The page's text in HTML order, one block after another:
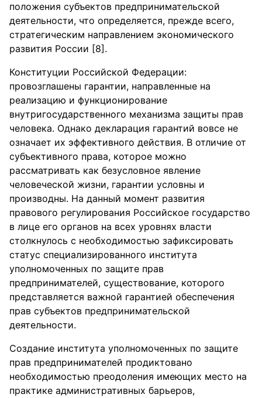
положения субъектов предпринимательской
деятельности, что определяется, прежде всего,
стратегическим направлением экономического
развития России [8].
Конституции Российской Федерации:
провозглашены гарантии, направленные на
реализацию и функционирование
внутригосударственного механизма защиты прав
человека. Однако декларация гарантий вовсе не
означает их эффективного действия. В отличие от
субъективного права, которое можно
рассматривать как безусловное явление
человеческой жизни, гарантии условны и
производны. На данный момент развития
правового регулирования Российское государство
в лице его органов на всех уровнях власти
столкнулось с необходимостью зафиксировать
статус специализированного института
уполномоченных по защите прав
предпринимателей, существование, которого
представляется важной гарантией обеспечения
прав субъектов предпринимательской
деятельности.
Создание института уполномоченных по защите
прав предпринимателей продиктовано
необходимостью преодоления имеющих место на
практике административных барьеров,